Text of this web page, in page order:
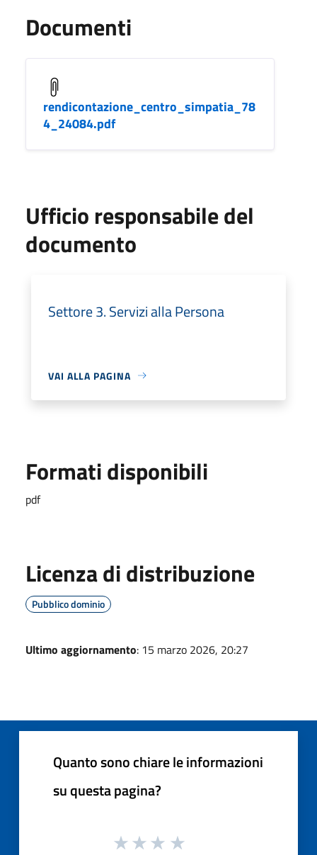
Documenti
rendicontazione_centro_simpatia_78
4_24084.pdf
Ufficio responsabile del
documento
Settore 3. Servizi alla Persona
VAI ALLA PAGINA
Formati disponibili
pdf
Licenza di distribuzione
Pubblico dominio
Ultimo aggiornamento: 15 marzo 2026, 20:27
Quanto sono chiare le informazioni
su questa pagina?